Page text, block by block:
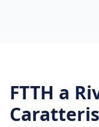
FTTH a